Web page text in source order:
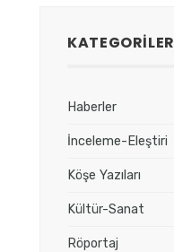
KATEGORILER
Haberler
İnceleme-Eleştiri
Köşe Yazıları
Kültür-Sanat
Röportaj